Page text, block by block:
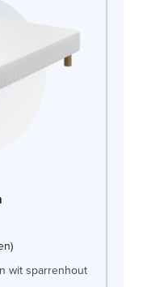
wit sparrenhout